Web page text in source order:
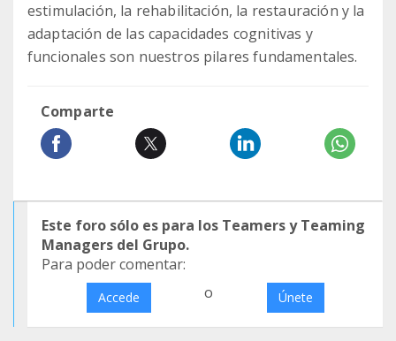
estimulación, la rehabilitación, la restauración y la
adaptación de las capacidades cognitivas y
funcionales son nuestros pilares fundamentales.
Comparte
Este foro sólo es para los Teamers y Teaming
Managers del Grupo.
Para poder comentar:
Accede o Únete